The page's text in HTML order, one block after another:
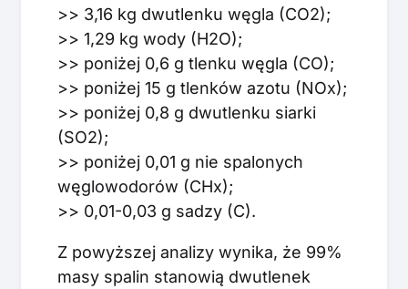
>> 3,16 kg dwutlenku węgla (CO2);
>> 1,29 kg wody (H2O);
>> poniżej 0,6 g tlenku węgla (CO);
>> poniżej 15 g tlenków azotu (NOx);
>> poniżej 0,8 g dwutlenku siarki
(SO2);
>> poniżej 0,01 g nie spalonych
węglowodorów (CHx);
>> 0,01-0,03 g sadzy (C).
Z powyższej analizy wynika, że 99%
masy spalin stanowią dwutlenek